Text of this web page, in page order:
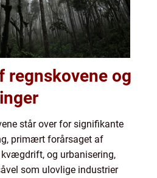
regnskovene og
står over for signifikante
primært forårsaget af
og urbanisering,
som ulovlige industrier